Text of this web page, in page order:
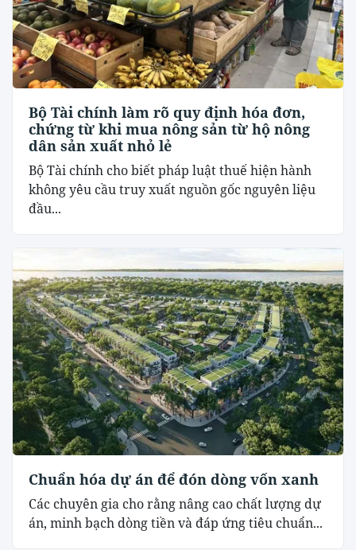
Bộ Tài chính làm rõ quy định hóa đơn,
chứng từ khi mua nông sản từ hộ nông
dân sản xuất nhỏ lẻ
Bộ Tài chính cho biết pháp luật thuế hiện hành
không yêu cầu truy xuất nguồn gốc nguyên liệu
đầu...
Chuẩn hóa dự án để đón dòng vốn xanh
Các chuyên gia cho rằng nâng cao chất lượng dự
án, minh bạch dòng tiền và đáp ứng tiêu chuẩn...